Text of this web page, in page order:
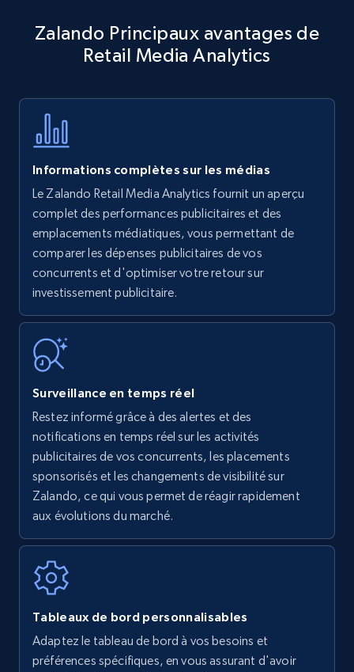
specific keywords
Title, Seller name, Brand, Description, Initial
Amazon products - find products by using
upc numbers
Title, Seller name, Brand, Description, Initial
price, Currency, Availability, Reviews count, and
more.
Amazon Reviews
URL, Product name, Product rating, Product
rating object, Product rating max, Rating,
Author name, Asin, and more.
7.4K+ 870+
Walmart - products
URL, Final price, Sku, Currency, Gtin,
Specifications, Image urls, Top reviews, and
more.
Zalando Principaux avantages de
Retail Media Analytics
Informations complètes sur les médias
Le Zalando Retail Media Analytics fournit un aperçu
complet des performances publicitaires et des
emplacements médiatiques, vous permettant de
comparer les dépenses publicitaires de vos
concurrents et d'optimiser votre retour sur
investissement publicitaire.
Surveillance en temps réel
Restez informé grâce à des alertes et des
notifications en temps réel sur les activités
publicitaires de vos concurrents, les placements
sponsorisés et les changements de visibilité sur
Zalando, ce qui vous permet de réagir rapidement
aux évolutions du marché.
Tableaux de bord personnalisables
Adaptez le tableau de bord à vos besoins et
préférences spécifiques, en vous assurant d'avoir